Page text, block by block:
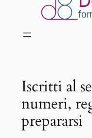
Iscritti al
numeri,
prepararsi